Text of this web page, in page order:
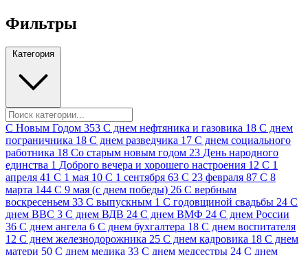
Фильтры
Категория
C Новым Годом 353 C днем нефтяника и газовика 18 C днем
пограничника 18 C днем разведчика 17 C днем социального
работника 18 Cо старым новым годом 23 День народного
единства 1 Доброго вечера и хорошего настроения 12 С 1
апреля 41 С 1 мая 10 С 1 сентября 63 С 23 февраля 87 С 8
марта 144 С 9 мая (с днем победы) 26 С вербным
воскресеньем 33 С выпускным 1 С годовщиной свадьбы 24 С
днем ВВС 3 С днем ВДВ 24 С днем ВМФ 24 С днем России
36 С днем ангела 6 С днем бухгалтера 18 С днем воспитателя
12 С днем железнодорожника 25 С днем кадровика 18 С днем
матери 50 С днем медика 33 С днем медсестры 24 С днем